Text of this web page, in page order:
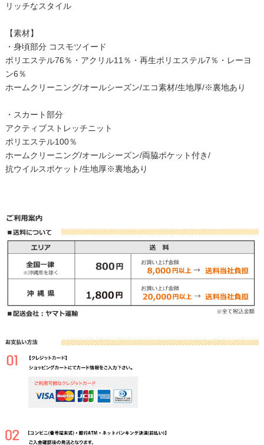
リッチなスタイル
【素材】
・身頃部分 コスモツイード
ポリエステル76％・アクリル11％・再生ポリエステル7％・レーヨ
ン6％
ホームクリーニング/オールシーズン/エコ素材/生地厚/※裏地あり
・スカート部分
アクティブストレッチニット
ポリエステル100％
ホームクリーニング/オールシーズン/両脇ポケット付き/
抗ウイルスポケット/生地厚※裏地あり